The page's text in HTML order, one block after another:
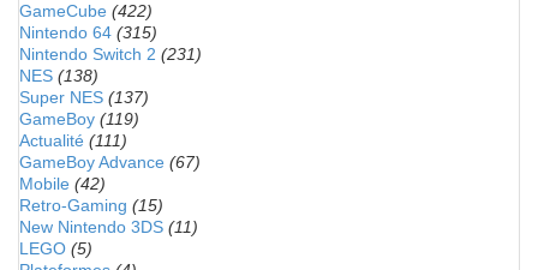
GameCube (422)
Nintendo 64 (315)
Nintendo Switch 2 (231)
NES (138)
Super NES (137)
GameBoy (119)
Actualité (111)
GameBoy Advance (67)
Mobile (42)
Retro-Gaming (15)
New Nintendo 3DS (11)
LEGO (5)